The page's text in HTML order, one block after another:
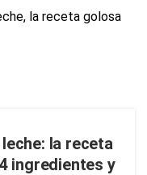
la receta
ingredientes y